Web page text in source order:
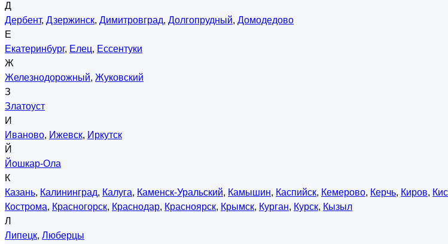
Д
Дербент, Дзержинск, Димитровград, Долгопрудный, Домодедово
Е
Екатеринбург, Елец, Ессентуки
Ж
Железнодорожный, Жуковский
З
Златоуст
И
Иваново, Ижевск, Иркутск
Й
Йошкар-Ола
К
Казань, Калининград, Калуга, Каменск-Уральский, Камышин, Каспийск, Кемерово, Керчь, Киров,
Кострома, Красногорск, Краснодар, Красноярск, Крымск, Курган, Курск, Кызыл
Л
Липецк, Люберцы